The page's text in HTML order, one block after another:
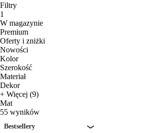
Filtry
1
W magazynie
Premium
Oferty i zniżki
Nowości
Kolor
Szerokość
Materiał
Dekor
+ Więcej (9)
Mat
55 wyników
Bestsellery